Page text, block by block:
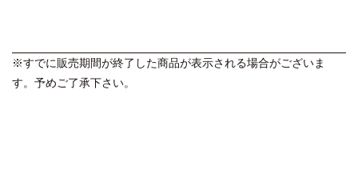
※すでに販売期間が終了した商品が表示される場合がございま
す。予めご了承下さい。